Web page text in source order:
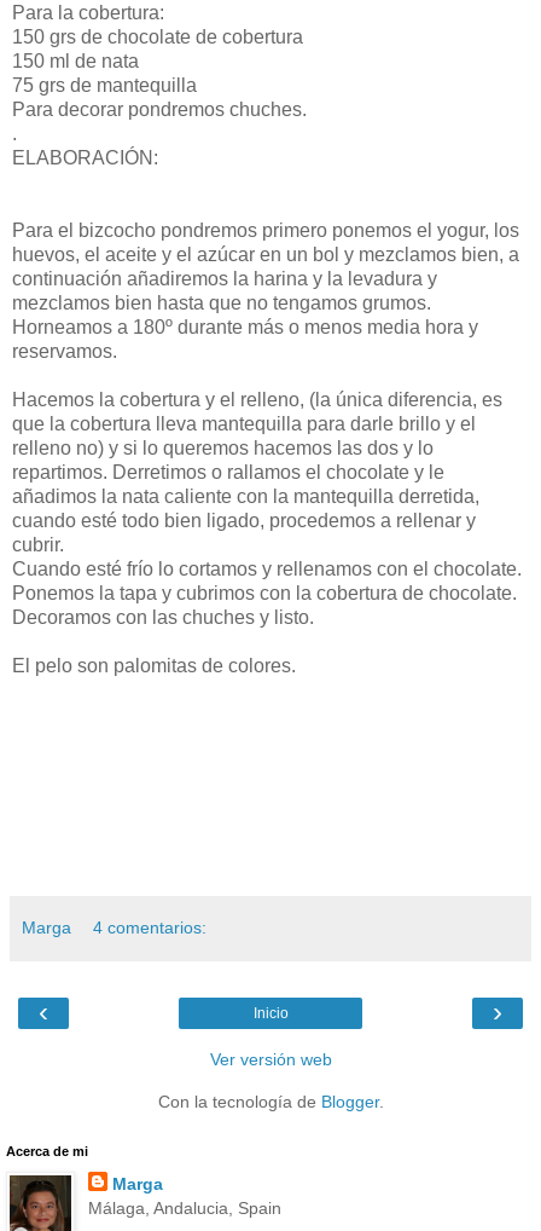
Para la cobertura:
150 grs de chocolate de cobertura
150 ml de nata
75 grs de mantequilla
Para decorar pondremos chuches.
.
ELABORACIÓN:
Para el bizcocho pondremos primero ponemos el yogur, los
huevos, el aceite y el azúcar en un bol y mezclamos bien, a
continuación añadiremos la harina y la levadura y
mezclamos bien hasta que no tengamos grumos.
Horneamos a 180º durante más o menos media hora y
reservamos.
Hacemos la cobertura y el relleno, (la única diferencia, es
que la cobertura lleva mantequilla para darle brillo y el
relleno no) y si lo queremos hacemos las dos y lo
repartimos. Derretimos o rallamos el chocolate y le
añadimos la nata caliente con la mantequilla derretida,
cuando esté todo bien ligado, procedemos a rellenar y
cubrir.
Cuando esté frío lo cortamos y rellenamos con el chocolate.
Ponemos la tapa y cubrimos con la cobertura de chocolate.
Decoramos con las chuches y listo.
El pelo son palomitas de colores.
Marga 4 comentarios:
‹ ›
Inicio
Ver versión web
Con la tecnología de Blogger.
Acerca de mi
Marga
Málaga, Andalucia, Spain